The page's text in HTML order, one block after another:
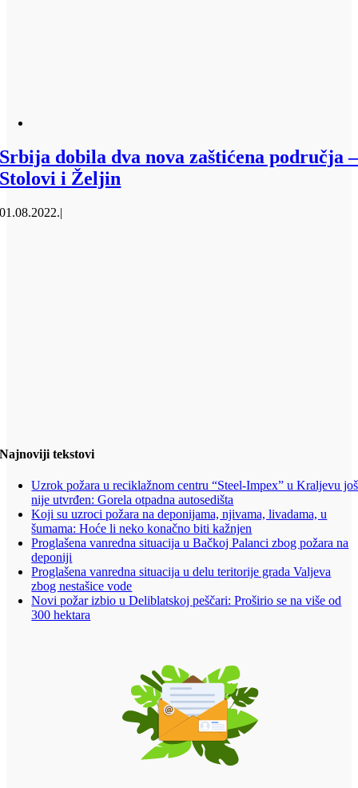
Srbija dobila dva nova zaštićena područja –
Stolovi i Željin
01.08.2022.|
Najnoviji tekstovi
Uzrok požara u reciklažnom centru “Steel-Impex” u Kraljevu još
nije utvrđen: Gorela otpadna autosedišta
Koji su uzroci požara na deponijama, njivama, livadama, u
šumama: Hoće li neko konačno biti kažnjen
Proglašena vanredna situacija u Bačkoj Palanci zbog požara na
deponiji
Proglašena vanredna situacija u delu teritorije grada Valjeva
zbog nestašice vode
Novi požar izbio u Deliblatskoj peščari: Proširio se na više od
300 hektara